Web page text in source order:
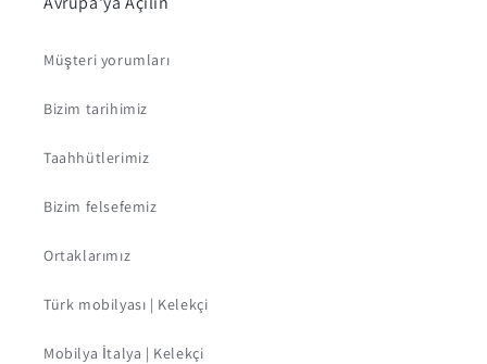
Müşteri yorumları
Bizim tarihimiz
Taahhütlerimiz
Bizim felsefemiz
Ortaklarımız
Türk mobilyası | Kelekçi
Mobilya İtalya | Kelekçi